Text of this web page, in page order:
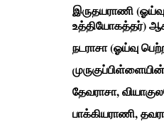
இருதயராணி
உத்தியோகத்தர்)
நடராசா (ஓய்வு
தேவராசா,
பாக்கியராணி,